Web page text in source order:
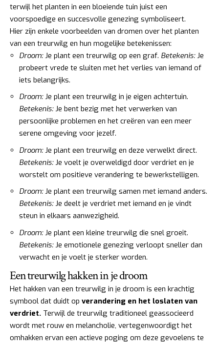
terwijl het planten in een bloeiende tuin juist een
voorspoedige en succesvolle genezing symboliseert.
Hier zijn enkele voorbeelden van dromen over het planten
van een treurwilg en hun mogelijke betekenissen:
Droom:Je plant een treurwilg op een graf. Betekenis:Je
probeert vrede te sluiten met het verlies van iemand of
iets belangrijks.
Droom:Je plant een treurwilg in je eigen achtertuin.
Betekenis:Je bent bezig met het verwerken van
persoonlijke problemen en het creëren van een meer
serene omgeving voor jezelf.
Droom:Je plant een treurwilg en deze verwelkt direct.
Betekenis:Je voelt je overweldigd door verdriet en je
worstelt om positieve verandering te bewerkstelligen.
Droom:Je plant een treurwilg samen met iemand anders.
Betekenis:Je deelt je verdriet met iemand en je vindt
steun in elkaars aanwezigheid.
Droom:Je plant een kleine treurwilg die snel groeit.
Betekenis:Je emotionele genezing verloopt sneller dan
verwacht en je voelt je sterker worden.
Een treurwilg hakken in je droom
Het hakken van een treurwilg in je droom is een krachtig
symbool dat duidt op verandering en het loslaten van
verdriet. Terwijl de treurwilg traditioneel geassocieerd
wordt met rouw en melancholie, vertegenwoordigt het
omhakken ervan een actieve poging om deze gevoelens te